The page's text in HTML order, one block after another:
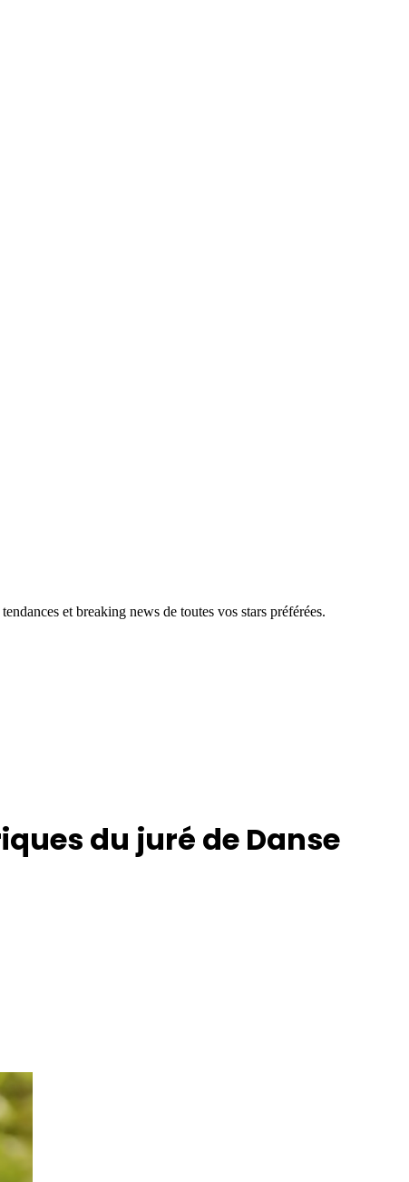
et breaking news de toutes vos stars préférées.
du juré de Danse